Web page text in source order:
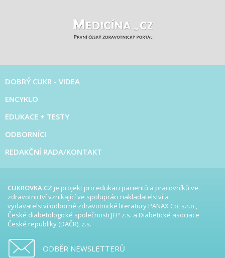
DOBRÝ CUKR - VIDEA
ENCYKLO
EDUKACE + TESTY
ODBORNÍCI
REDAKČNÍ RADA/KONTAKT
CUKROVKA.CZ je projekt pro edukaci pacientů a pracovníků ve
zdravotnictví vznikající ve spolupráci nakladatelství a
vydavatelství odborné zdravotnické literatury PANAX Co, s.r.o.,
České diabetologické společnosti JEP z.s. a Diabetické asociace
České republiky (DAČR), z.s.
ODBĚR NEWSLETTERŮ